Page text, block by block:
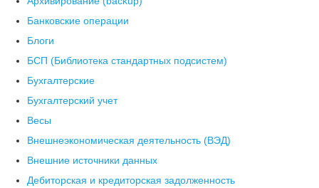
Банковские операции
Блоги
БСП (Библиотека стандартных подсистем)
Бухгалтерские
Бухгалтерский учет
Весы
Внешнеэкономическая деятельность (ВЭД)
Внешние источники данных
Дебиторская и кредиторская задолженность